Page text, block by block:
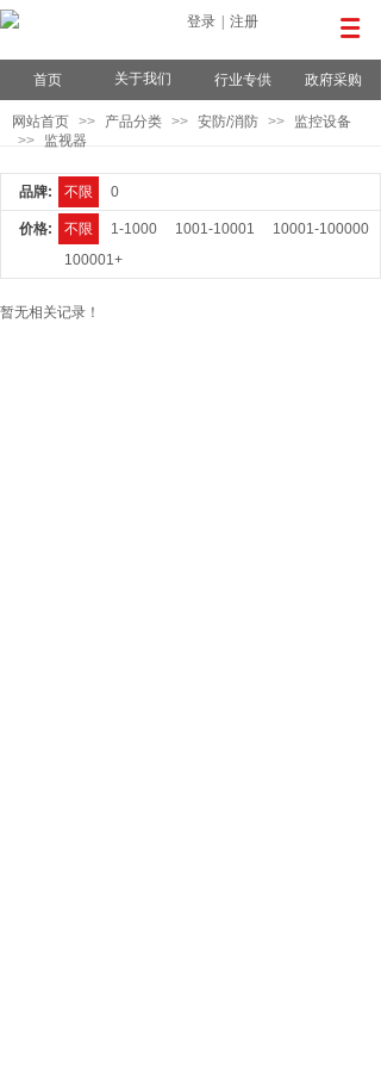
登录 注册
首页 关于我们 行业专供 政府采购
网站首页 >> 产品分类 >> 安防/消防 >>
监控设备
>>
监视器
品牌: 不限 0
价格: 不限 1-1000 1001-10001
10001-100000
100001+
暂无相关记录！